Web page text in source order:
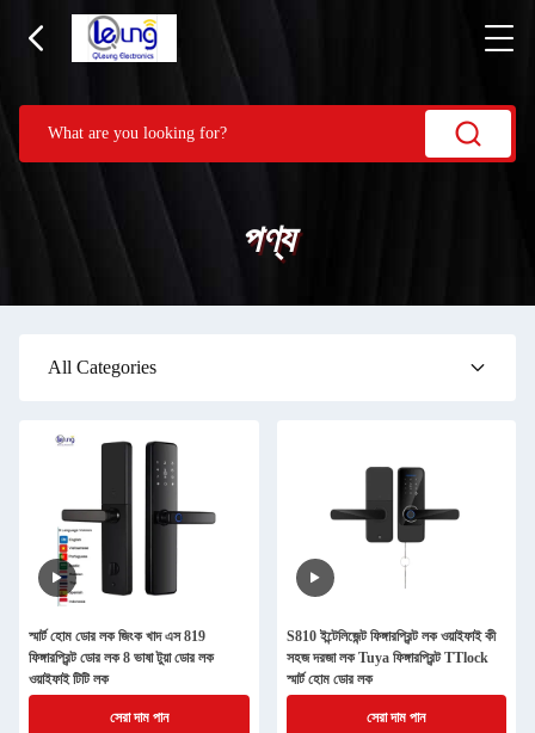
পণ্য
All Categories
স্মার্ট হোম ডোর লক জিংক খাদ এস 819
ফিঙ্গারপ্রিন্ট ডোর লক 8 ভাষা টুয়া ডোর লক
ওয়াইফাই টিটি লক
সেরা দাম পান
S810 ইন্টেলিজেন্ট ফিঙ্গারপ্রিন্ট লক ওয়াইফাই কী
সহজ দরজা লক Tuya ফিঙ্গারপ্রিন্ট TTlock
স্মার্ট হোম ডোর লক
সেরা দাম পান